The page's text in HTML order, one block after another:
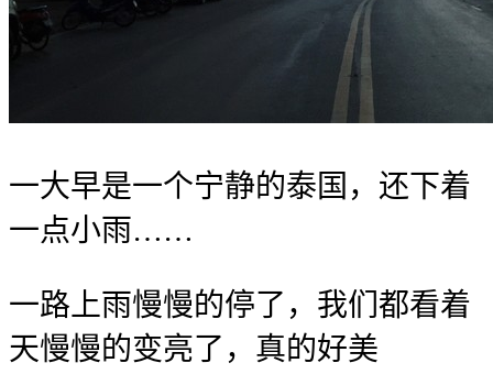
一大早是一个宁静的泰国，还下着
一点小雨……
一路上雨慢慢的停了，我们都看着
天慢慢的变亮了，真的好美